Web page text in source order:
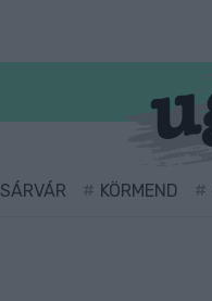
SÁRVÁR KÖRMEND